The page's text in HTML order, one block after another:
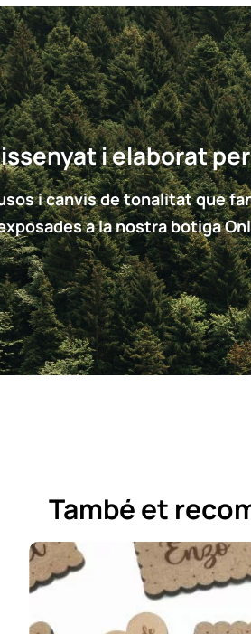
i elaborat
i canvis de tonalitat que
a la nostra botiga
També et